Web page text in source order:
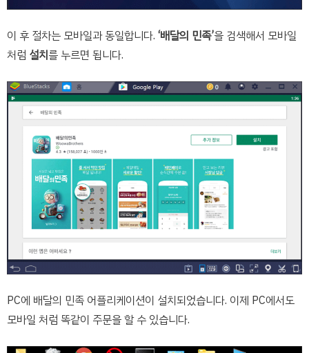
이 후 절차는 모바일과 동일합니다. ‘배달의 민족’을 검색해서 모바일
처럼 설치를 누르면 됩니다.
PC에 배달의 민족 어플리케이션이 설치되었습니다. 이제 PC에서도
모바일 처럼 똑같이 주문을 할 수 있습니다.